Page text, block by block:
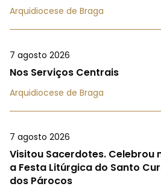
Arquidiocese de Braga
7 agosto 2026
Nos Serviços Centrais
Arquidiocese de Braga
7 agosto 2026
Visitou Sacerdotes. Celebrou
a Festa Litúrgica do Santo
dos Párocos